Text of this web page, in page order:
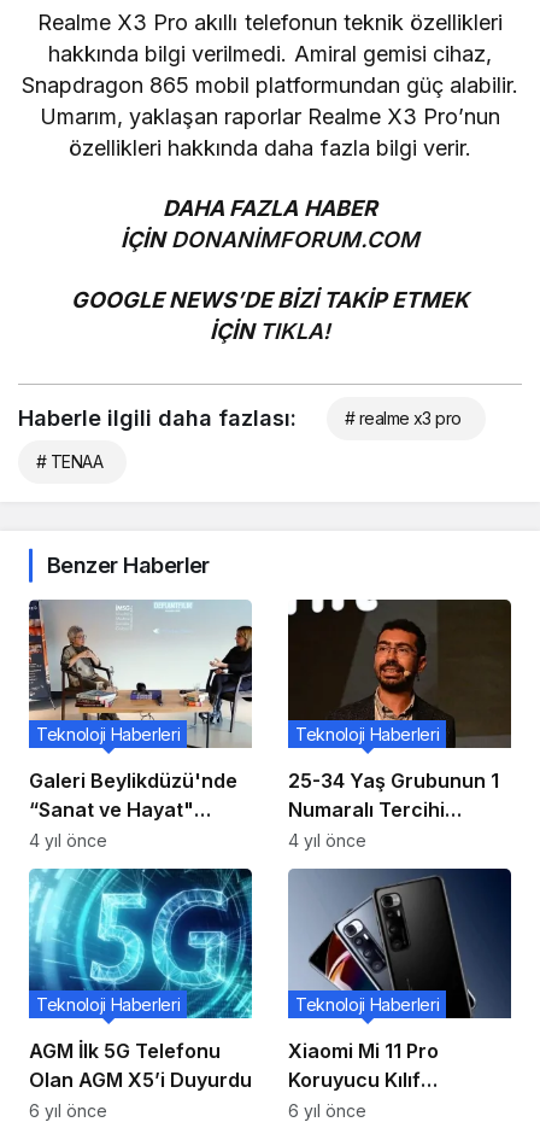
Realme X3 Pro akıllı telefonun teknik özellikleri
hakkında bilgi verilmedi. Amiral gemisi cihaz,
Snapdragon 865 mobil platformundan güç alabilir.
Umarım, yaklaşan raporlar Realme X3 Pro’nun
özellikleri hakkında daha fazla bilgi verir.
DAHA FAZLA HABER
İÇİNDONANİMFORUM.COM
GOOGLE NEWS’DE BİZİ TAKİP ETMEK
İÇİN TIKLA!
Haberle ilgili daha fazlası: # realme x3 pro
# TENAA
Benzer Haberler
Galeri Beylikdüzü'nde
“Sanat ve Hayat"
Konuşuldu
Teknoloji Haberleri
4 yıl önce
25-34 Yaş Grubunun 1
Numaralı Tercihi
Tatilbudur Oldu
Teknoloji Haberleri
4 yıl önce
AGM İlk 5G Telefonu
Olan AGM X5’i Duyurdu
Teknoloji Haberleri
6 yıl önce
Xiaomi Mi 11 Pro
Koruyucu Kılıf
Çevrimiçi Olarak Sızdı
Teknoloji Haberleri
6 yıl önce